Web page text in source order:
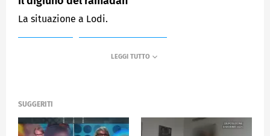
La situazione a Lodi.
SUGGERITI